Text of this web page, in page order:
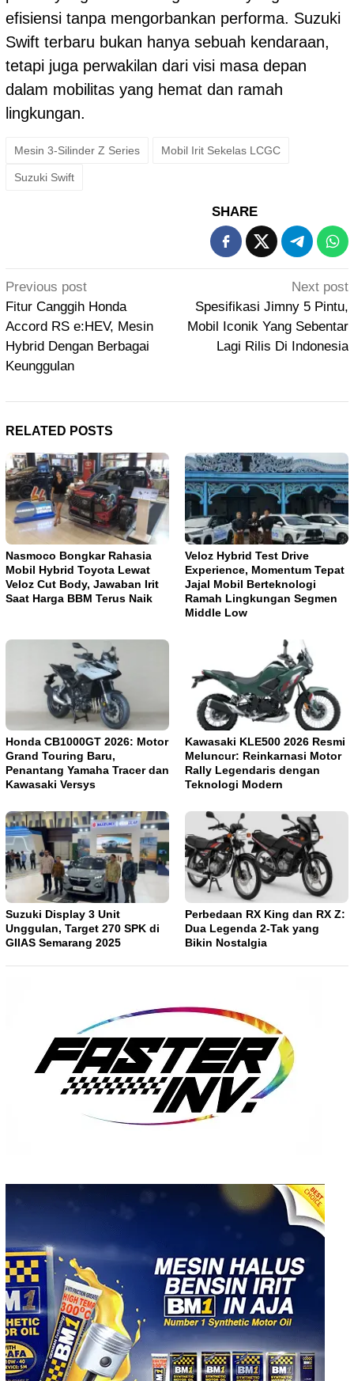
efisiensi tanpa mengorbankan performa. Suzuki
Swift terbaru bukan hanya sebuah kendaraan,
tetapi juga perwakilan dari visi masa depan
dalam mobilitas yang hemat dan ramah
lingkungan.
Mesin 3-Silinder Z Series Mobil Irit Sekelas LCGC
Suzuki Swift
SHARE
Post
navigation
Previous post
Fitur Canggih Honda
Accord RS e:HEV, Mesin
Hybrid Dengan Berbagai
Keunggulan
Next post
Spesifikasi Jimny 5 Pintu,
Mobil Iconik Yang Sebentar
Lagi Rilis Di Indonesia
RELATED POSTS
Nasmoco Bongkar Rahasia
Mobil Hybrid Toyota Lewat
Veloz Cut Body, Jawaban Irit
Saat Harga BBM Terus Naik
Veloz Hybrid Test Drive
Experience, Momentum Tepat
Jajal Mobil Berteknologi
Ramah Lingkungan Segmen
Middle Low
Honda CB1000GT 2026: Motor
Grand Touring Baru,
Penantang Yamaha Tracer dan
Kawasaki Versys
Kawasaki KLE500 2026 Resmi
Meluncur: Reinkarnasi Motor
Rally Legendaris dengan
Teknologi Modern
Suzuki Display 3 Unit
Unggulan, Target 270 SPK di
GIIAS Semarang 2025
Perbedaan RX King dan RX Z:
Dua Legenda 2-Tak yang
Bikin Nostalgia